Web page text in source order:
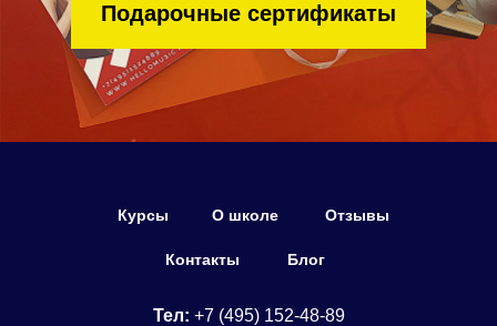
Подарочные сертификаты
Тел: +7 (495) 152-48-89
Курсы О школе
Контакты
Отзывы
Блог